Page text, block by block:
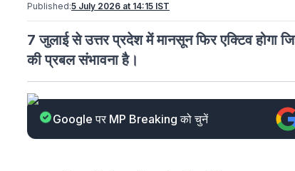
Published:5 July 2026 at 14:15 IST
7 जुलाई से उत्तर प्रदेश में मानसून फिर एक्टिव
की प्रबल संभावना है।
Google पर MP Breaking को चुनें